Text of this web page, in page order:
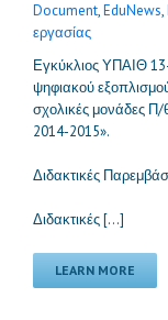
Document,EduNews,
εργασίας
Εγκύκλιος ΥΠΑΙΘ
ψηφιακού
σχολικές μονάδες Π/
2014-2015».
Διδακτικές
Διδακτικές […]
LEARN MORE